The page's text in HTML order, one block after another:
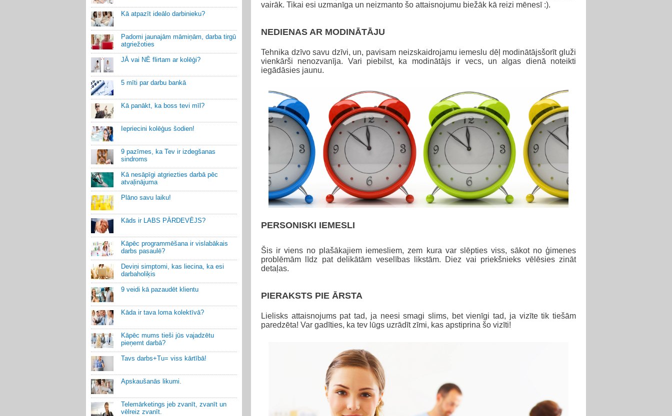
Kā atpazīt ideālo darbinieku?
Padomi jaunajām māmiņām, darba tirgū
atgriežoties
JĀ vai NĒ flirtam ar kolēģi?
5 mīti par darbu bankā
Kā panākt, ka boss tevi mīl?
Iepriecini kolēģus šodien!
9 pazīmes, ka Tev ir izdegšanas
sindroms
Kā nesāpīgi atgriezties darbā pēc
atvaļinājuma
Plāno savu laiku!
Kāds ir LABS PĀRDEVĒJS?
Kāpēc programmēšana ir vislabākais
darbs pasaulē?
Deviņi simptomi, kas liecina, ka esi
darbaholiķis
9 veidi kā pazaudēt klientu
Kāda ir tava loma kolektīvā?
Kāpēc mums tieši jūs vajadzētu
pieņemt darbā?
Tavs darbs+Tu= viss kārtībā!
Apskaušanās likumi.
Telemārketings jeb zvanīt, zvanīt un
vēlreiz zvanīt.
vairāk. Tikai esi uzmanīga un neizmanto šo attaisnojumu biežāk kā reizi mēnesī :).
NEDIENAS AR MODINĀTĀJU
Tehnika dzīvo savu dzīvi, un, pavisam neizskaidrojamu iemeslu dēļ modinātājsšorīt gluži
vienkārši nenozvanīja. Vari piebilst, ka modinātājs ir vecs, un algas dienā noteikti
iegādāsies jaunu.
PERSONISKI IEMESLI
Šis ir viens no plašākajiem iemesliem, zem kura var slēpties viss, sākot no ģimenes
problēmām līdz pat delikātām veselības likstām. Diez vai priekšnieks vēlēsies zināt
detaļas.
PIERAKSTS PIE ĀRSTA
Lielisks attaisnojums pat tad, ja neesi smagi slims, bet vienīgi tad, ja vizīte tik tiešām
paredzēta! Var gadīties, ka tev lūgs uzrādīt zīmi, kas apstiprina šo vizīti!